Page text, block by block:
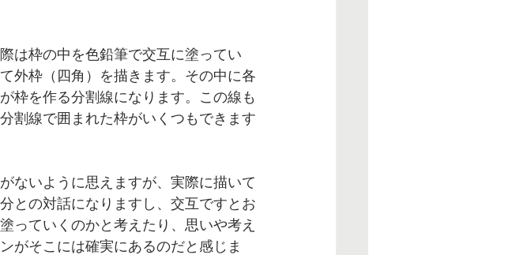
は枠の中を色鉛筆で交互に塗ってい
外枠（四角）を描きます。その中に各
枠を作る分割線になります。この線も
割線で囲まれた枠がいくつもできます
ないように思えますが、実際に描いて
との対話になりますし、交互ですとお
っていくのかと考えたり、思いや考え
がそこには確実にあるのだと感じま